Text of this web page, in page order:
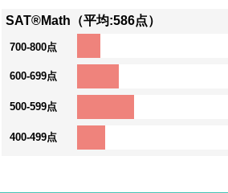
SAT®Math（平均:586点）
700-800点
600-699点
500-599点
400-499点